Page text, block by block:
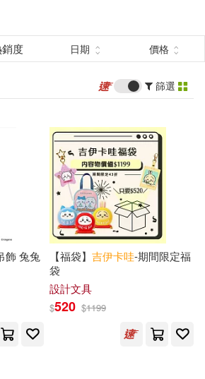
圖書(13)
美食(7)
休閒生活(1)
餐廚生活(12)
Nagano(1)
（日）NAGANO(1)
度 日期 價格
篩選
飾 兔兔
【福袋】 吉伊卡哇-期間限定福
袋
設計文具
$520 $1199